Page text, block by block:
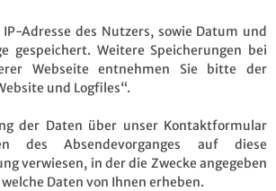
Adresse des Nutzers, sowie Datum und
gespeichert. Weitere Speicherungen bei
Webseite entnehmen Sie bitte der
und Logfiles“.
der Daten über unser Kontaktformular
des Absendevorganges auf diese
verwiesen, in der die Zwecke angegeben
Daten von Ihnen erheben.